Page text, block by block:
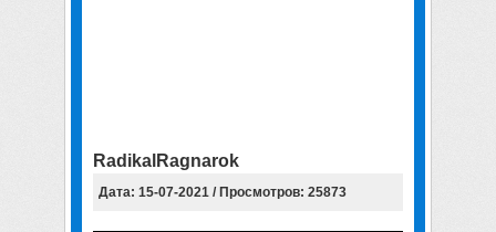
RadikalRagnarok
Дата: 15-07-2021 / Просмотров: 25873